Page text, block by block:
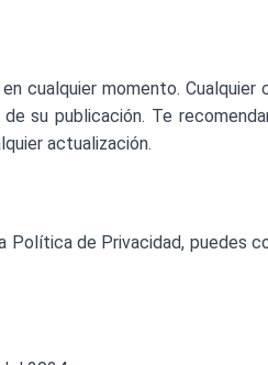
cualquier momento. Cualquier
su publicación. Te
actualización.
Política de Privacidad, puedes